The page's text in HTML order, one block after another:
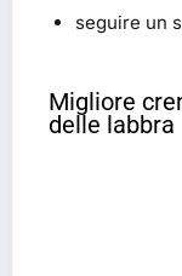
seguire un
Migliore
delle labbra